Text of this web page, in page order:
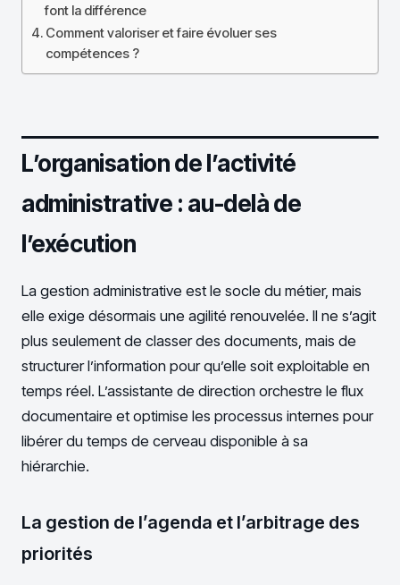
font la différence
Comment valoriser et faire évoluer ses
compétences ?
L’organisation de l’activité
administrative : au-delà de
l’exécution
La gestion administrative est le socle du métier, mais
elle exige désormais une agilité renouvelée. Il ne s’agit
plus seulement de classer des documents, mais de
structurer l’information pour qu’elle soit exploitable en
temps réel. L’assistante de direction orchestre le flux
documentaire et optimise les processus internes pour
libérer du temps de cerveau disponible à sa
hiérarchie.
La gestion de l’agenda et l’arbitrage des
priorités